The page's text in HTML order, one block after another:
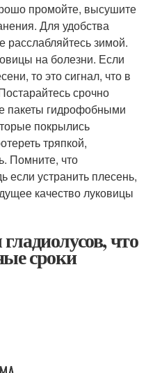
промойте, высушите
Для удобства
расслабляйтесь зимой.
на болезни. Если
то это сигнал, что в
срочно
пакеты гидрофобными
покрылись
тряпкой,
Помните, что
если устранить плесень,
качество луковицы
что
сроки